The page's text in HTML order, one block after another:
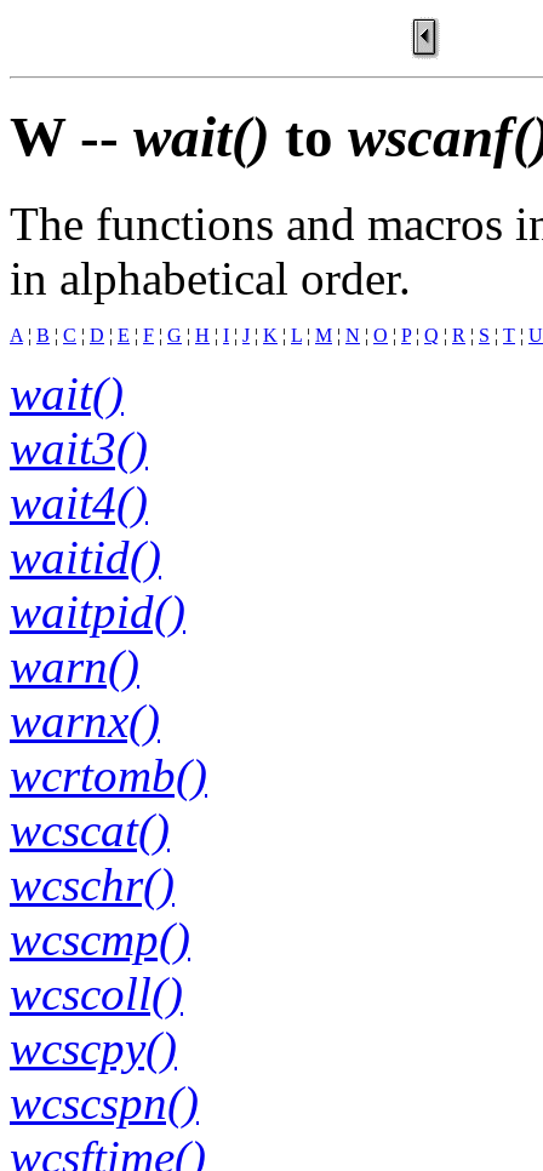
W -- wait() to
The functions and macros
in alphabetical order.
A ¦ B ¦ C ¦ D ¦ E ¦ F ¦ G ¦ H ¦ I ¦ J ¦ K ¦ L ¦ M ¦ N ¦ O ¦ P¦ Q ¦ R ¦ S ¦ T ¦ U
wait()
wait3()
wait4()
waitid()
waitpid()
warn()
warnx()
wcrtomb()
wcscat()
wcschr()
wcscmp()
wcscoll()
wcscpy()
wcscspn()
wcsftime()